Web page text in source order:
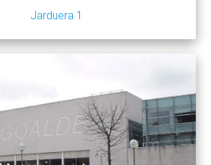
Jarduera 1